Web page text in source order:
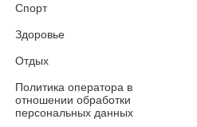
Спорт
Здоровье
Отдых
Политика оператора в
отношении обработки
персональных данных